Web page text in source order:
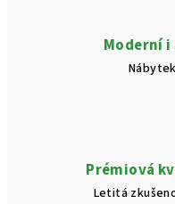
Moderní
Prémiová
Letitá